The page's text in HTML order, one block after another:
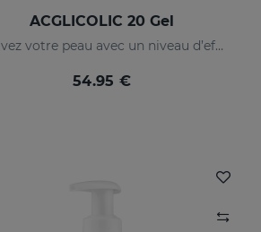
ACGLICOLIC 20 Gel
Ravivez votre peau avec un niveau d’efficacité jamais égalé
54.95 €